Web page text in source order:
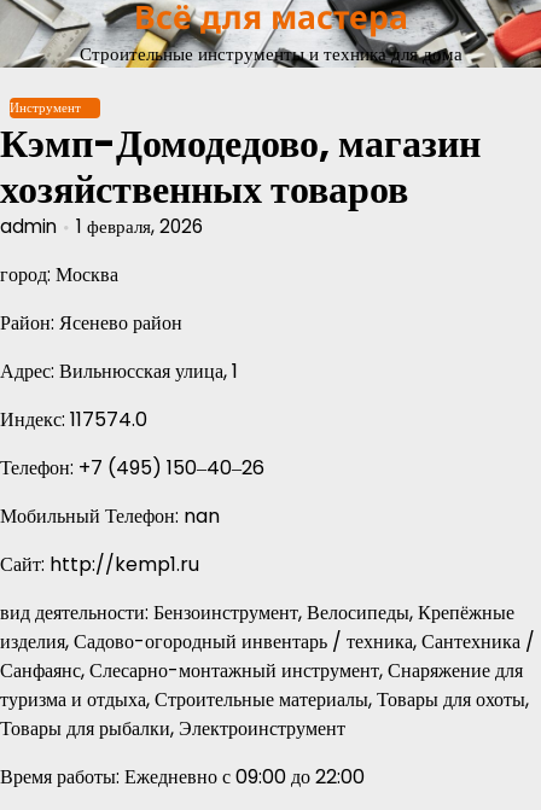
Перейти
содержимому
Всё для мастера
Строительные инструменты и техника для дома
Инструмент
Кэмп-Домодедово, магазин
хозяйственных товаров
admin 1 февраля, 2026
город: Москва
Район: Ясенево район
Адрес: Вильнюсская улица, 1
Индекс: 117574.0
Телефон: +7 (495) 150‒40‒26
Мобильный Телефон: nan
Сайт: http://kemp1.ru
вид деятельности: Бензоинструмент, Велосипеды, Крепёжные
изделия, Садово-огородный инвентарь / техника, Сантехника /
Санфаянс, Слесарно-монтажный инструмент, Снаряжение для
туризма и отдыха, Строительные материалы, Товары для охоты,
Товары для рыбалки, Электроинструмент
Время работы: Ежедневно с 09:00 до 22:00